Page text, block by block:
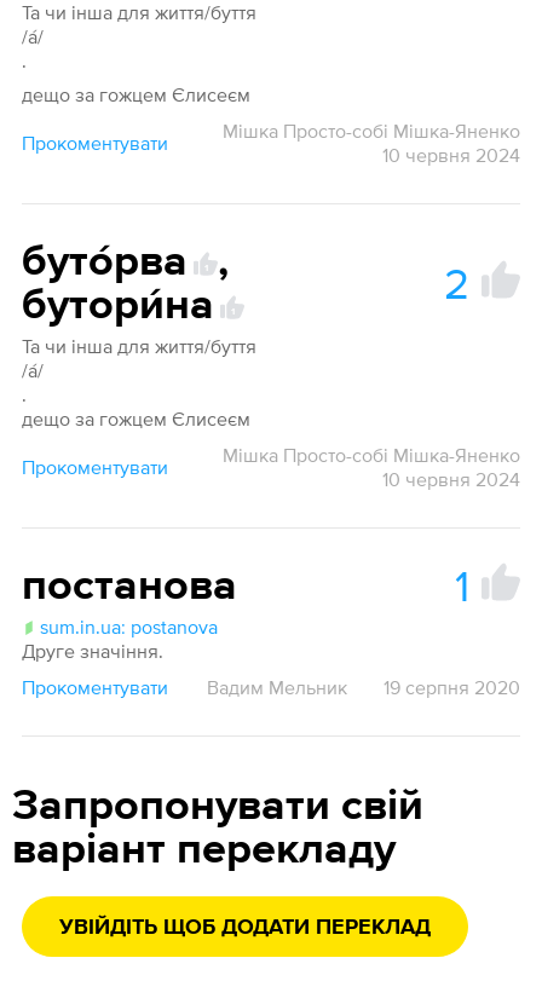
Та чи інша для життя/буття
/а́/
.
дещо за гожцем Єлисеєм
Прокоментувати
Мішка Просто-собі Мішка-Яненко
10 червня 2024
буто́рва
,
бутори́на
2
Та чи інша для життя/буття
/а́/
.
дещо за гожцем Єлисеєм
Прокоментувати
Мішка Просто-собі Мішка-Яненко
10 червня 2024
постанова 1
sum.in.ua: postanova
Друге значіння.
Прокоментувати
Вадим Мельник 19 серпня 2020
Запропонувати свій
варіант перекладу
УВІЙДІТЬ ЩОБ ДОДАТИ ПЕРЕКЛАД